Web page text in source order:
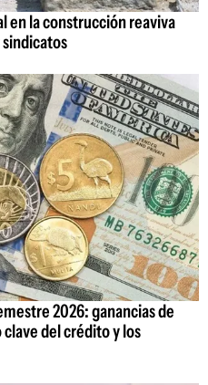
en la construcción reaviva
2026: ganancias de
clave del crédito y los